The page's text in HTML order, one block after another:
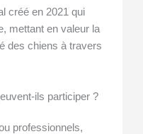
créé en 2021 qui
mettant en valeur la
des chiens à travers
ils participer ?
professionnels,